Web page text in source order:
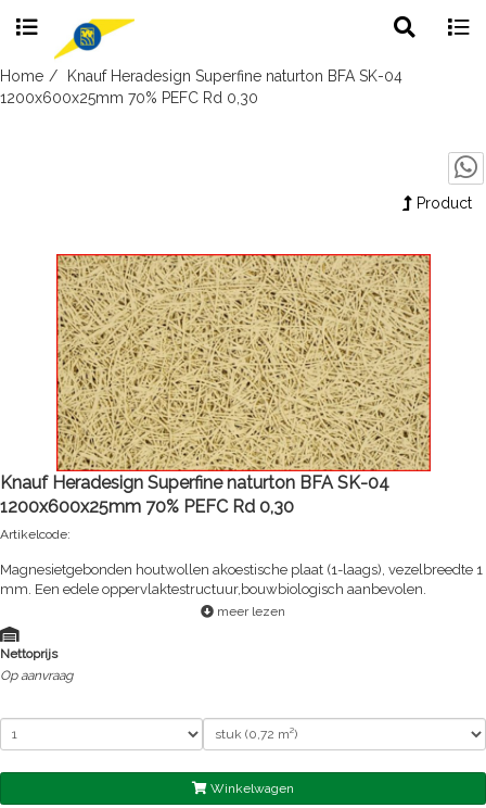
Skip
to
search
Home
Knauf Heradesign Superfine naturton BFA SK-04
1200x600x25mm 70% PEFC Rd 0,30
Product
Knauf Heradesign Superfine naturton BFA SK-04
1200x600x25mm 70% PEFC Rd 0,30
Artikelcode:
Magnesietgebonden houtwollen akoestische plaat (1-laags), vezelbreedte 1
mm. Een edele oppervlaktestructuur,bouwbiologisch aanbevolen.
meer lezen
Nettoprijs
Op aanvraag
Winkelwagen